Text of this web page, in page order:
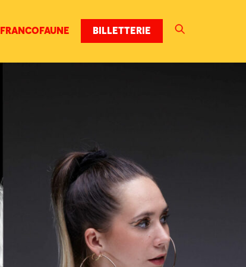
FRANCOFAUNE BILLETTERIE